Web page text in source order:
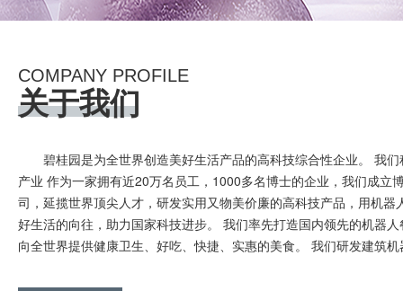
COMPANY PROFILE
关于我们
碧桂园是为全世界创造美好生活产品的高科技综合性企业。 我
产业 作为一家拥有近20万名员工，1000多名博士的企业，我们成立
司，延揽世界顶尖人才，研发实用又物美价廉的高科技产品，用机器
好生活的向往，助力国家科技进步。 我们率先打造国内领先的机器
向全世界提供健康卫生、好吃、快捷、实惠的美食。 我们研发建筑